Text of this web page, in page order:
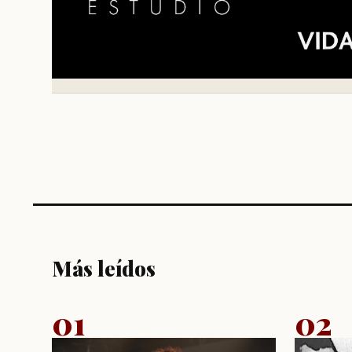
Más leídos
01 02